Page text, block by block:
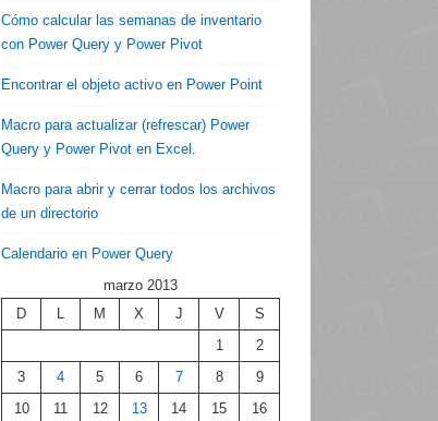
Cómo calcular las semanas de inventario
con Power Query y Power Pivot
Encontrar el objeto activo en Power Point
Macro para actualizar (refrescar) Power
Query y Power Pivot en Excel.
Macro para abrir y cerrar todos los archivos
de un directorio
Calendario en Power Query
marzo 2013
D
L M X J V
S
1
2
3
4 5 6 7 8
9
10
11 12 13 14 15
16